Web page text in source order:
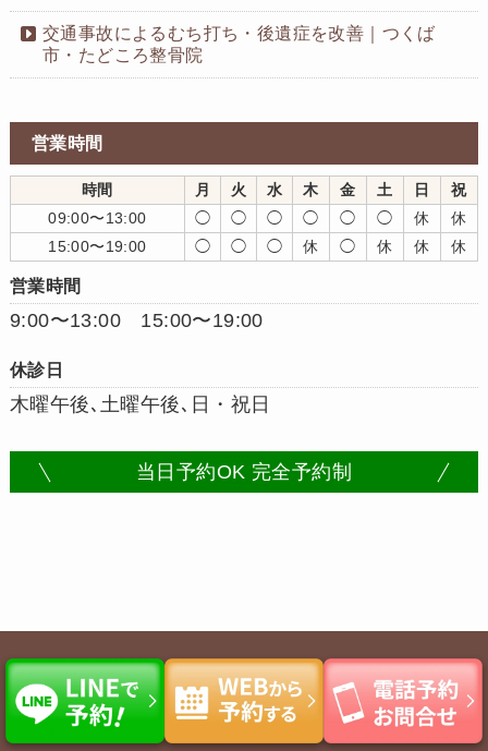
交通事故によるむち打ち・後遺症を改善｜つくば
市・たどころ整骨院
営業時間
時間 月 火 水 木 金 土 日
祝
09:00〜13:00
◯ ◯ ◯ ◯ ◯ ◯ 休
休
15:00〜19:00
◯ ◯ ◯ 休 ◯ 休 休 休
営業時間
9:00〜13:00 15:00〜19:00
休診日
木曜午後､土曜午後､日・祝日
当日予約OK 完全予約制